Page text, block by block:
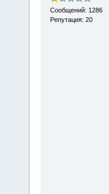
Сообщений: 1286
Репутация: 20